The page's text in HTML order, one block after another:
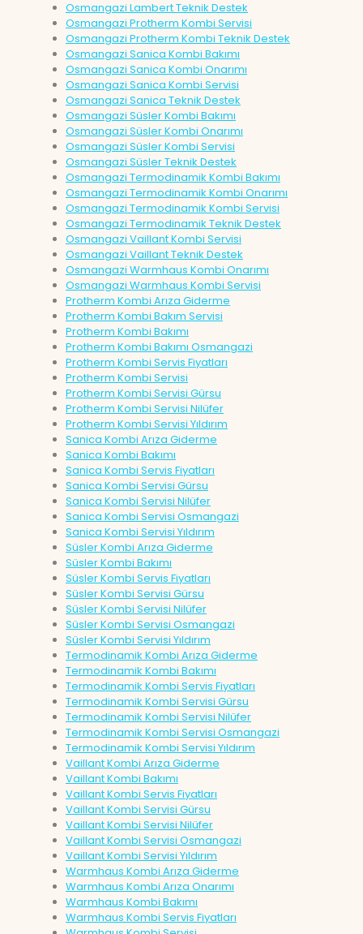
Osmangazi Lambert Teknik Destek
Osmangazi Protherm Kombi Servisi
Osmangazi Protherm Kombi Teknik Destek
Osmangazi Sanica Kombi Bakımı
Osmangazi Sanica Kombi Onarımı
Osmangazi Sanica Kombi Servisi
Osmangazi Sanica Teknik Destek
Osmangazi Süsler Kombi Bakımı
Osmangazi Süsler Kombi Onarımı
Osmangazi Süsler Kombi Servisi
Osmangazi Süsler Teknik Destek
Osmangazi Termodinamik Kombi Bakımı
Osmangazi Termodinamik Kombi Onarımı
Osmangazi Termodinamik Kombi Servisi
Osmangazi Termodinamik Teknik Destek
Osmangazi Vaillant Kombi Servisi
Osmangazi Vaillant Teknik Destek
Osmangazi Warmhaus Kombi Onarımı
Osmangazi Warmhaus Kombi Servisi
Protherm Kombi Arıza Giderme
Protherm Kombi Bakım Servisi
Protherm Kombi Bakımı
Protherm Kombi Bakımı Osmangazi
Protherm Kombi Servis Fiyatları
Protherm Kombi Servisi
Protherm Kombi Servisi Gürsu
Protherm Kombi Servisi Nilüfer
Protherm Kombi Servisi Yıldırım
Sanica Kombi Arıza Giderme
Sanica Kombi Bakımı
Sanica Kombi Servis Fiyatları
Sanica Kombi Servisi Gürsu
Sanica Kombi Servisi Nilüfer
Sanica Kombi Servisi Osmangazi
Sanica Kombi Servisi Yıldırım
Süsler Kombi Arıza Giderme
Süsler Kombi Bakımı
Süsler Kombi Servis Fiyatları
Süsler Kombi Servisi Gürsu
Süsler Kombi Servisi Nilüfer
Süsler Kombi Servisi Osmangazi
Süsler Kombi Servisi Yıldırım
Termodinamik Kombi Arıza Giderme
Termodinamik Kombi Bakımı
Termodinamik Kombi Servis Fiyatları
Termodinamik Kombi Servisi Gürsu
Termodinamik Kombi Servisi Nilüfer
Termodinamik Kombi Servisi Osmangazi
Termodinamik Kombi Servisi Yıldırım
Vaillant Kombi Arıza Giderme
Vaillant Kombi Bakımı
Vaillant Kombi Servis Fiyatları
Vaillant Kombi Servisi Gürsu
Vaillant Kombi Servisi Nilüfer
Vaillant Kombi Servisi Osmangazi
Vaillant Kombi Servisi Yıldırım
Warmhaus Kombi Arıza Giderme
Warmhaus Kombi Arıza Onarımı
Warmhaus Kombi Bakımı
Warmhaus Kombi Servis Fiyatları